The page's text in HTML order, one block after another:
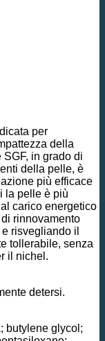
per
della
in grado di
della pelle, è
più efficace
la pelle è più
carico energetico
rinnovamento
risvegliando il
tollerabile, senza
il nichel.
detersi.
butylene glycol;